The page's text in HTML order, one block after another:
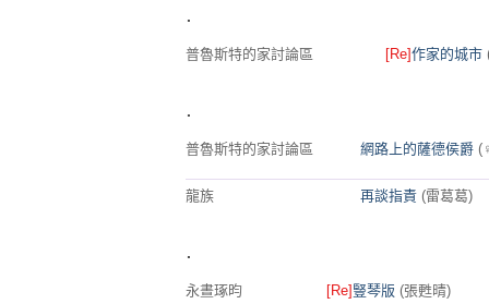
.
普魯斯特的家討論區 [Re]作家的城市
.
普魯斯特的家討論區 網路上的薩德侯爵
龍族 再談指責 (雷葛葛)
.
永晝琢昀 [Re] 豎琴版 (張甦晴)